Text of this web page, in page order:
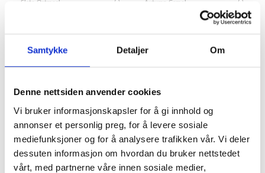
Samtykke Detaljer Om
Denne nettsiden anvender cookies
Vi bruker informasjonskapsler for å gi innhold og
annonser et personlig preg, for å levere sosiale
mediefunksjoner og for å analysere trafikken vår. Vi deler
dessuten informasjon om hvordan du bruker nettstedet
vårt, med partnerne våre innen sosiale medier,
Slate Oatmeal Autumn Camel
DESIGNER:Moon KOLLEKSJON:Naturally Moon II